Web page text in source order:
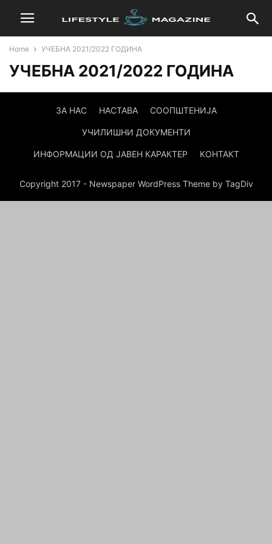
Home УЧЕБНА 2021/2022 ГОДИНА
УЧЕБНА 2021/2022 ГОДИНА
ЗА НАС НАСТАВА СООПШТЕНИЈА
УЧИЛИШНИ ДОКУМЕНТИ
ИНФОРМАЦИИ ОД ЈАВЕН КАРАКТЕР КОНТАКТ
Copyright 2017 - Newspaper WordPress Theme by TagDiv